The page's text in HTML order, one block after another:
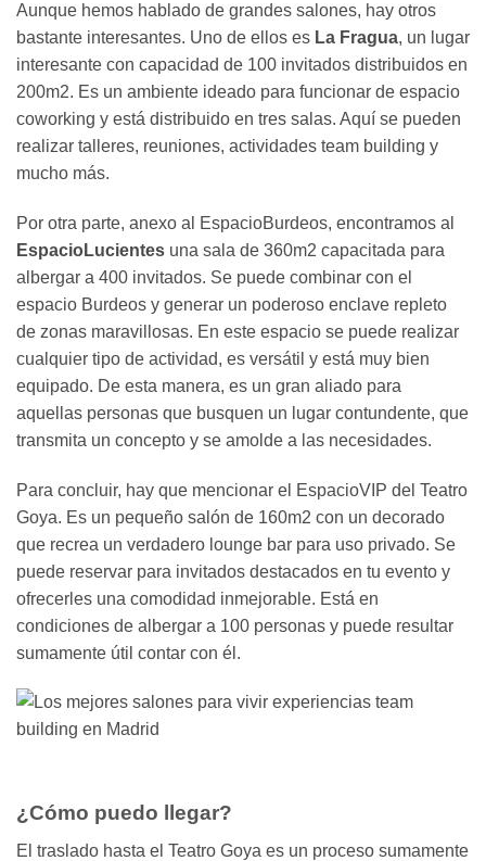
Aunque hemos hablado de grandes salones, hay otros
bastante interesantes. Uno de ellos es La Fragua, un lugar
interesante con capacidad de 100 invitados distribuidos en
200m2. Es un ambiente ideado para funcionar de espacio
coworking y está distribuido en tres salas. Aquí se pueden
realizar talleres, reuniones, actividades team building y
mucho más.
Por otra parte, anexo al EspacioBurdeos, encontramos al
EspacioLucientes una sala de 360m2 capacitada para
albergar a 400 invitados. Se puede combinar con el
espacio Burdeos y generar un poderoso enclave repleto
de zonas maravillosas. En este espacio se puede realizar
cualquier tipo de actividad, es versátil y está muy bien
equipado. De esta manera, es un gran aliado para
aquellas personas que busquen un lugar contundente, que
transmita un concepto y se amolde a las necesidades.
Para concluir, hay que mencionar el EspacioVIP del Teatro
Goya. Es un pequeño salón de 160m2 con un decorado
que recrea un verdadero lounge bar para uso privado. Se
puede reservar para invitados destacados en tu evento y
ofrecerles una comodidad inmejorable. Está en
condiciones de albergar a 100 personas y puede resultar
sumamente útil contar con él.
¿Cómo puedo llegar?
El traslado hasta el Teatro Goya es un proceso sumamente